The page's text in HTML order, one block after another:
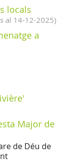
locals
al 14-12-2025)
a
Major de
de Déu de